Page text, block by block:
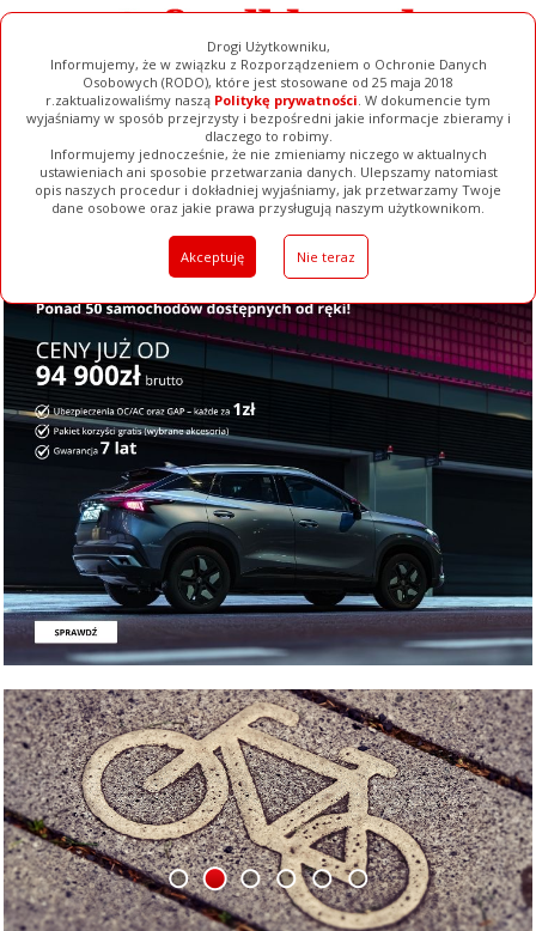
Drogi Użytkowniku,
Informujemy, że w związku z Rozporządzeniem o Ochronie Danych
Osobowych (RODO), które jest stosowane od 25 maja 2018
r.zaktualizowaliśmy naszą Politykę prywatności. W dokumencie tym
wyjaśniamy w sposób przejrzysty i bezpośredni jakie informacje zbieramy i
dlaczego to robimy.
Informujemy jednocześnie, że nie zmieniamy niczego w aktualnych
ustawieniach ani sposobie przetwarzania danych. Ulepszamy natomiast
opis naszych procedur i dokładniej wyjaśniamy, jak przetwarzamy Twoje
dane osobowe oraz jakie prawa przysługują naszym użytkownikom.
Akceptuję Nie teraz
Ogłoszenia Filmy Galerie Baza Firm Pełna Wersja
1 2 3 4 5 6